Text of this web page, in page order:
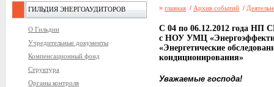
ГИЛЬДИЯ ЭНЕРГОАУДИТОРОВ
О Гильдии
Учредительные документы
Компенсационный фонд
Структура
Органы контроля
» главная / Архив событий /
С 04 по 06.12.2012 года НП
с НОУ УМЦ
«Энергетические
кондиционирования»
Уважаемые господа!